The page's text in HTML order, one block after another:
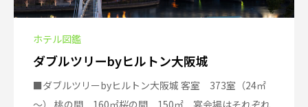
ホテル図鑑
ダブルツリーbyヒルトン大阪城
■ダブルツリーbyヒルトン大阪城 客室 373室（24㎡